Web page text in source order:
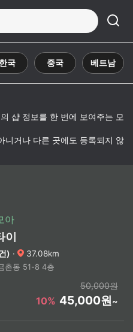
한국 중국 베트남
의 샵 정보를 한 번에 보여주는 모
니거나 다른 곳에도 등록되지 않
아
이
) · 37.08km
촌동 51-8 4층
50,000원
10% 45,000원~